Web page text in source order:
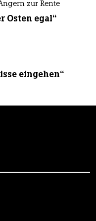
zur Rente
Osten egal“
eingehen“